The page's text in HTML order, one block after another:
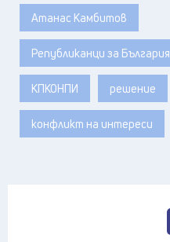
Атанас Камбитов
Републиканци за България
КПКОНПИ решение
конфликт на интереси